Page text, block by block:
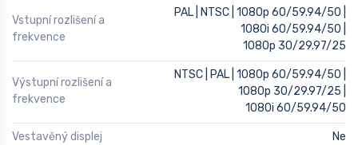
Vstupní rozlišení a
frekvence
PAL | NTSC | 1080p 60/59.94/50 |
1080i 60/59.94/50 |
1080p 30/29.97/25
Výstupní rozlišení a
frekvence
NTSC | PAL | 1080p 60/59.94/50 |
1080p 30/29.97/25 |
1080i 60/59.94/50
Vestavěný displej Ne